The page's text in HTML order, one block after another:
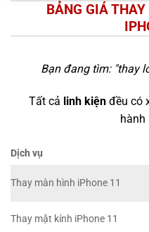
BẢNG GIÁ THAY
Bạn đang tìm: "thay
Tất cả linh kiện đều có
hành
Dịch vụ
Thay màn hình iPhone 11
Thay mặt kính iPhone 11